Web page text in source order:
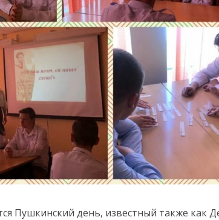
Пушкинский день, известный также как